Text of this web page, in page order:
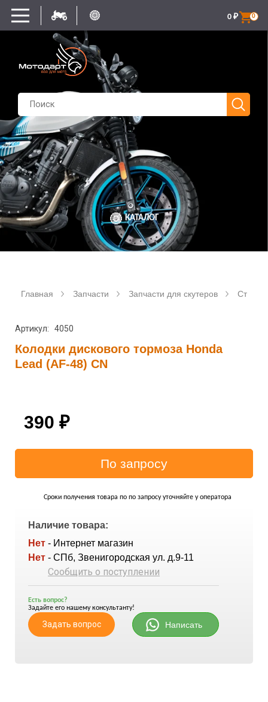
0
0 ₽
КАТАЛОГ
Главная Запчасти Запчасти для скутеров
Артикул: 4050
Колодки дискового тормоза Honda
Lead (AF-48) CN
390 ₽
Сроки получения товара по по запросу уточняйте у оператора
Наличие товара:
Нет - Интернет магазин
Нет - СПб, Звенигородская ул. д.9-11
Сообщить о поступлении
Есть вопрос?
Задайте его нашему консультанту!
Задать вопрос Написать